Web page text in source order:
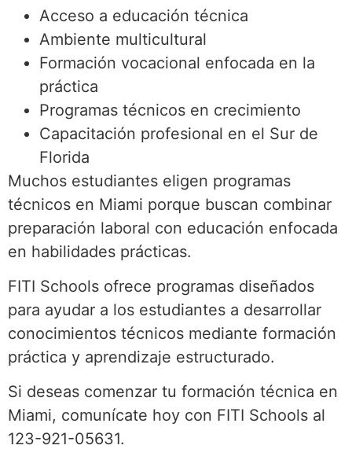
Acceso a educación técnica
Ambiente multicultural
Formación vocacional enfocada en la
práctica
Programas técnicos en crecimiento
Capacitación profesional en el Sur de
Florida
Muchos estudiantes eligen programas
técnicos en Miami porque buscan combinar
preparación laboral con educación enfocada
en habilidades prácticas.
FITI Schools ofrece programas diseñados
para ayudar a los estudiantes a desarrollar
conocimientos técnicos mediante formación
práctica y aprendizaje estructurado.
Si deseas comenzar tu formación técnica en
Miami, comunícate hoy con FITI Schools al
123-921-05631.